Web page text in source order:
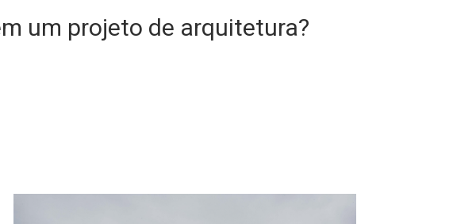
um projeto de arquitetura?